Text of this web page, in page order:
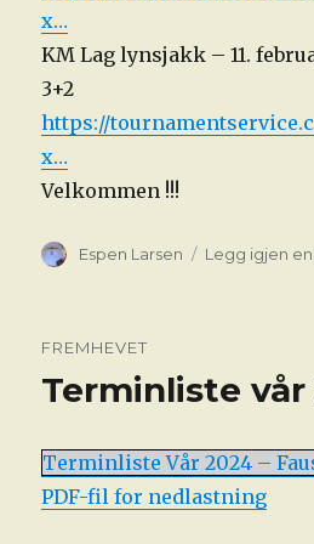
x…
KM Lag lynsjakk – 11.
3+2
https://
x…
Velkommen !!!
Forfatter
Espen Larsen Legg igjen
FREMHEVET
Terminliste vår
Terminliste Vår 2024 –
PDF-fil for nedlastning